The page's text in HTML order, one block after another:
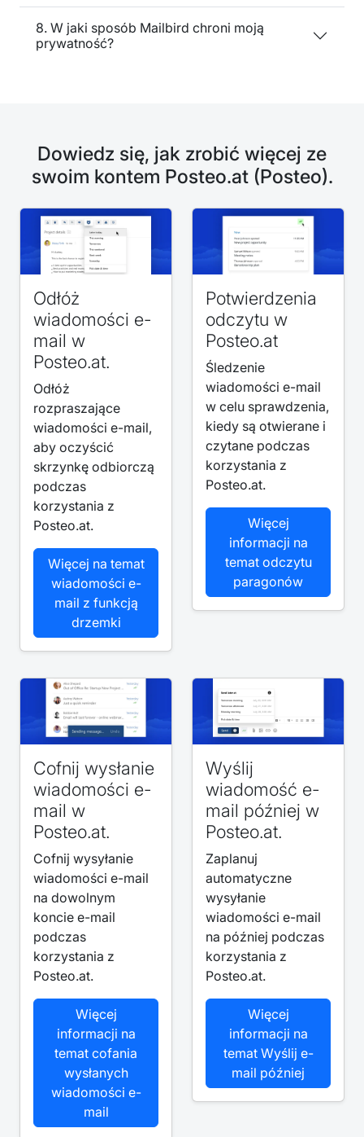
8. W jaki sposób Mailbird chroni moją
prywatność?
Dowiedz się, jak zrobić więcej ze
swoim kontem Posteo.at (Posteo).
Odłóż
wiadomości e-
mail w
Posteo.at.
Odłóż
rozpraszające
wiadomości e-mail,
aby oczyścić
skrzynkę odbiorczą
podczas
korzystania z
Posteo.at.
Więcej na temat
wiadomości e-
mail z funkcją
drzemki
Potwierdzenia
odczytu w
Posteo.at
Śledzenie
wiadomości e-mail
w celu sprawdzenia,
kiedy są otwierane i
czytane podczas
korzystania z
Posteo.at.
Więcej
informacji na
temat odczytu
paragonów
Cofnij wysłanie
wiadomości e-
mail w
Posteo.at.
Cofnij wysyłanie
wiadomości e-mail
na dowolnym
koncie e-mail
podczas
korzystania z
Posteo.at.
Więcej
informacji na
temat cofania
wysłanych
wiadomości e-
mail
Wyślij
wiadomość e-
mail później w
Posteo.at.
Zaplanuj
automatyczne
wysyłanie
wiadomości e-mail
na później podczas
korzystania z
Posteo.at.
Więcej
informacji na
temat Wyślij e-
mail później